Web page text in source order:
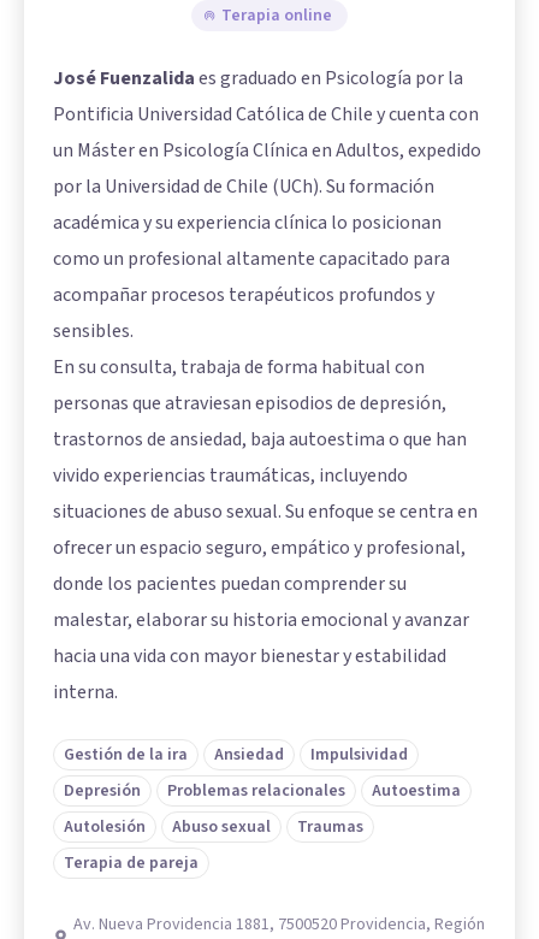
Terapia online
José Fuenzalidaes graduado en Psicología por la
Pontificia Universidad Católica de Chile y cuenta con
un Máster en Psicología Clínica en Adultos, expedido
por la Universidad de Chile (UCh). Su formación
académica y su experiencia clínica lo posicionan
como un profesional altamente capacitado para
acompañar procesos terapéuticos profundos y
sensibles.
En su consulta, trabaja de forma habitual con
personas que atraviesan episodios de depresión,
trastornos de ansiedad, baja autoestima o que han
vivido experiencias traumáticas, incluyendo
situaciones de abuso sexual. Su enfoque se centra en
ofrecer un espacio seguro, empático y profesional,
donde los pacientes puedan comprender su
malestar, elaborar su historia emocional y avanzar
hacia una vida con mayor bienestar y estabilidad
interna.
Gestión de la ira Ansiedad
Impulsividad
Depresión
Problemas relacionales
Autoestima
Autolesión
Abuso sexual
Traumas
Terapia de pareja
Av. Nueva Providencia 1881, 7500520 Providencia, Región